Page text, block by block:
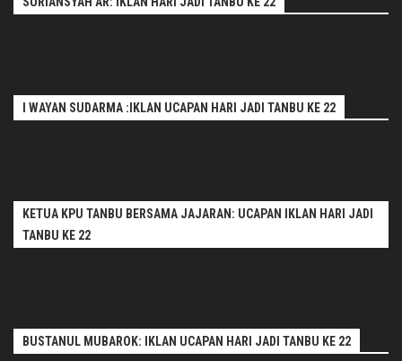
I WAYAN SUDARMA :IKLAN UCAPAN HARI JADI TANBU KE 22
KETUA KPU TANBU BERSAMA JAJARAN: UCAPAN IKLAN HARI JADI
TANBU KE 22
BUSTANUL MUBAROK: IKLAN UCAPAN HARI JADI TANBU KE 22